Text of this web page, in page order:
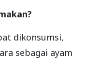
dikonsumsi,
sebagai ayam